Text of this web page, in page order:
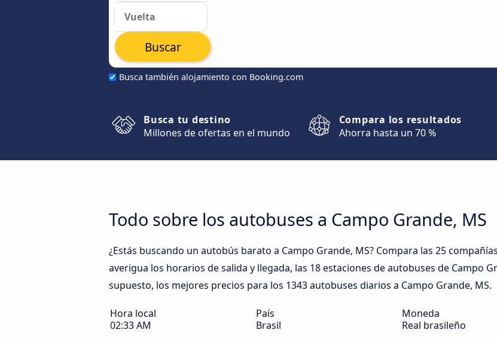
Busca también alojamiento con Booking.com
Buscar
Busca tu destino
Millones de ofertas en el mundo
Compara los resultados
Ahorra hasta un 70 %
Todo sobre los autobuses a Campo Grande, MS
¿Estás buscando un autobús barato a Campo Grande, MS? Compara las 25
averigua los horarios de salida y llegada, las 18 estaciones de autobuses de Campo
supuesto, los mejores precios para los 1343 autobuses diarios a Campo Grande, MS.
Hora local
02:33 AM
País
Brasil
Moneda
Real brasileño